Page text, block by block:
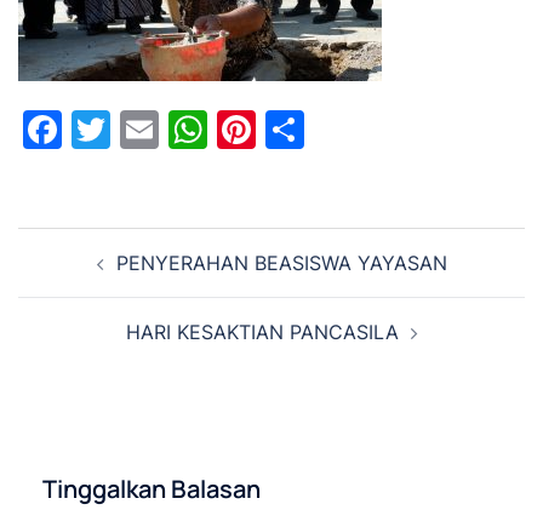
Facebook
Twitter
EmailWhatsApp
Pinterest
Navigasi
Tulisan PENYERAHAN BEASISWA YAYASAN
HARI KESAKTIAN PANCASILA
Tinggalkan Balasan